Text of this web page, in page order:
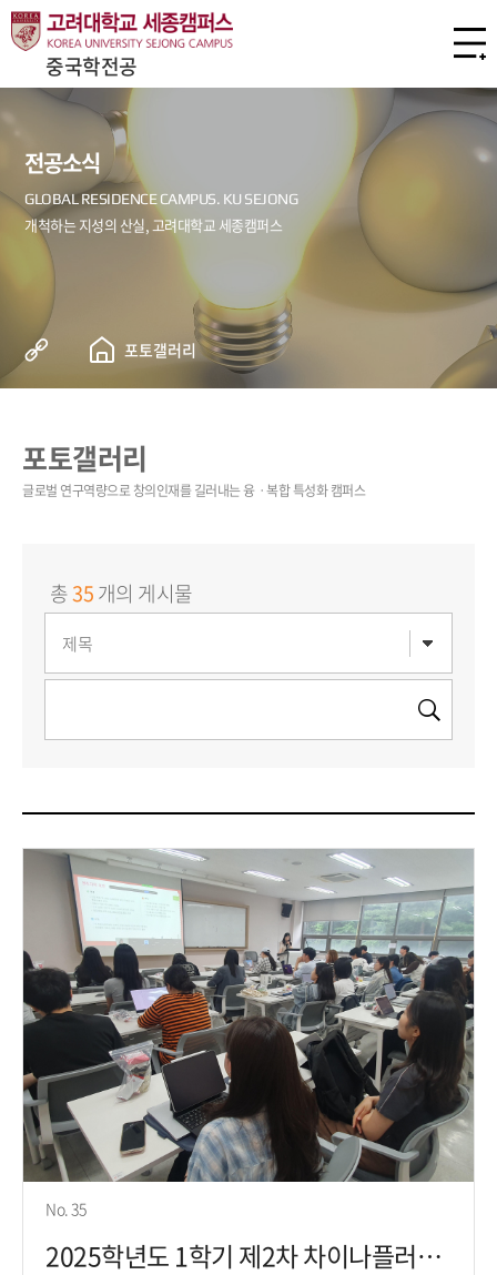
중국학전공
전공소식
포토갤러리
포토갤러리
총35개의 게시물
No. 35
2025학년도 1학기 제2차 차이나플러스프로젝트 진로취업특강(25.5.21)